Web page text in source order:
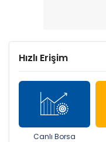
Hızlı Erişim
Canlı Borsa